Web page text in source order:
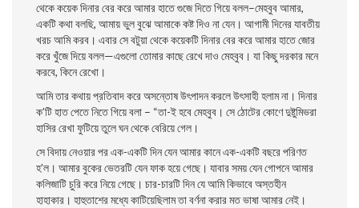
থেকে কয়েক দিনার বের করে আমার হাতে গুজে দিতে গিয়ে বলল–মেহবুব আমার,
একটি কথা বলছি, আমায় ভুল বুঝে আমাকে কষ্ট দিও না যেন। আগামী দিনের যাবতীয়
খরচ আমি করব। এবার সে বটুয়া থেকে কয়েকটি দিনার বের করে আমার হাতে জোর
করে খুঁজে দিয়ে বলল—এগুলাে তােমার কাছে রেখে দাও মেহবুব। যা কিছু দরকার মনে
করবে, কিনে রেখাে।
আমি তার কথায় প্রতিবাদ করে অসন্তোষ উৎপাদন করলে উৎসাহী হলাম না। দিনার
ক’টি হাত পেতে নিতে গিয়ে বলা – “তা-ই হবে মেহবুব। সে ঠোটের কোণে দুষ্টুমিভরা
হাসির রেখা ফুটিয়ে তুলে ঘন থেকে বেরিয়ে গেল।
সে বিদায় নেওয়ার পর এক-একটি দিন যেন আমার কানে এক-একটি বছরে পরিণত
হ’ল। আমার বুকের ভেতরটি যেন ফাক হয়ে গেছে। যাবার সময় যেন গােপনে আমার
কলিজাটি চুরি করে নিয়ে গেছে। চার-চারটি দিন যে আমি কিভাবে অস্তহীন
হাহাকার। হাহুতাশের মধ্যে কাটিয়েছিলাম তা বর্ণনা করার মত ভাষা আমার নেই।